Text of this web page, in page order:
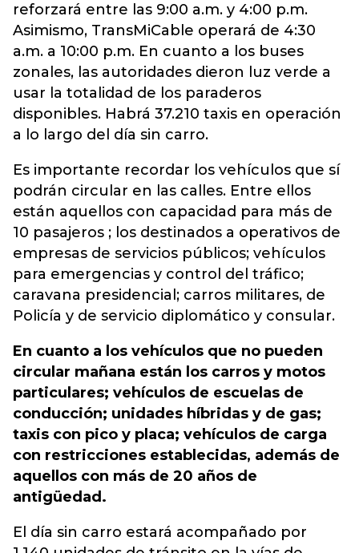
reforzará entre las 9:00 a.m. y 4:00 p.m.
Asimismo, TransMiCable operará de 4:30
a.m. a 10:00 p.m. En cuanto a los buses
zonales, las autoridades dieron luz verde a
usar la totalidad de los paraderos
disponibles. Habrá 37.210 taxis en operación
a lo largo del día sin carro.
Es importante recordar los vehículos que sí
podrán circular en las calles. Entre ellos
están aquellos con capacidad para más de
10 pasajeros ; los destinados a operativos de
empresas de servicios públicos; vehículos
para emergencias y control del tráfico;
caravana presidencial; carros militares, de
Policía y de servicio diplomático y consular.
En cuanto a los vehículos que no pueden
circular mañana están los carros y motos
particulares; vehículos de escuelas de
conducción; unidades híbridas y de gas;
taxis con pico y placa; vehículos de carga
con restricciones establecidas, además de
aquellos con más de 20 años de
antigüedad.
El día sin carro estará acompañado por